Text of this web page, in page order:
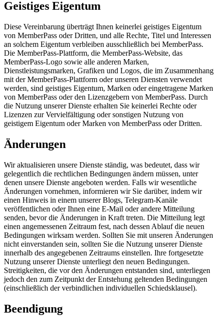
Geistiges Eigentum
Diese Vereinbarung überträgt Ihnen keinerlei geistiges Eigentum
von MemberPass oder Dritten, und alle Rechte, Titel und Interessen
an solchem Eigentum verbleiben ausschließlich bei MemberPass.
Die MemberPass-Plattform, die MemberPass-Website, das
MemberPass-Logo sowie alle anderen Marken,
Dienstleistungsmarken, Grafiken und Logos, die im Zusammenhang
mit der MemberPass-Plattform oder unseren Diensten verwendet
werden, sind geistiges Eigentum, Marken oder eingetragene Marken
von MemberPass oder den Lizenzgebern von MemberPass. Durch
die Nutzung unserer Dienste erhalten Sie keinerlei Rechte oder
Lizenzen zur Vervielfältigung oder sonstigen Nutzung von
geistigem Eigentum oder Marken von MemberPass oder Dritten.
Änderungen
Wir aktualisieren unsere Dienste ständig, was bedeutet, dass wir
gelegentlich die rechtlichen Bedingungen ändern müssen, unter
denen unsere Dienste angeboten werden. Falls wir wesentliche
Änderungen vornehmen, informieren wir Sie darüber, indem wir
einen Hinweis in einem unserer Blogs, Telegram-Kanäle
veröffentlichen oder Ihnen eine E-Mail oder andere Mitteilung
senden, bevor die Änderungen in Kraft treten. Die Mitteilung legt
einen angemessenen Zeitraum fest, nach dessen Ablauf die neuen
Bedingungen wirksam werden. Sollten Sie mit unseren Änderungen
nicht einverstanden sein, sollten Sie die Nutzung unserer Dienste
innerhalb des angegebenen Zeitraums einstellen. Ihre fortgesetzte
Nutzung unserer Dienste unterliegt den neuen Bedingungen.
Streitigkeiten, die vor den Änderungen entstanden sind, unterliegen
jedoch den zum Zeitpunkt der Entstehung geltenden Bedingungen
(einschließlich der verbindlichen individuellen Schiedsklausel).
Beendigung